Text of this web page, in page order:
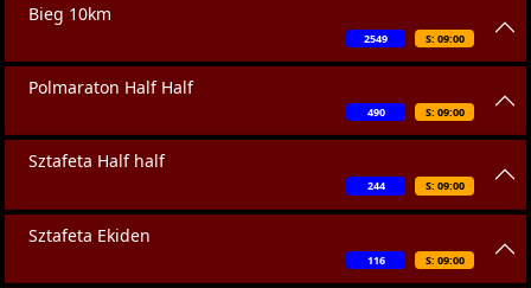
Bieg 10km
S: 09:00
2549
Polmaraton Half Half
S: 09:00
490
Sztafeta Half half
S: 09:00
244
Sztafeta Ekiden
S: 09:00
116